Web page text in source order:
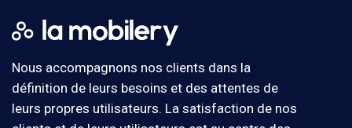
Nous accompagnons nos clients dans la
définition de leurs besoins et des attentes de
leurs propres utilisateurs. La satisfaction de nos